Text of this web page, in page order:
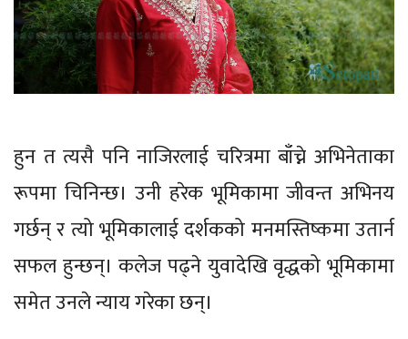
हुन त त्यसै पनि नाजिरलाई चरित्रमा बाँच्ने अभिनेताका
रूपमा चिनिन्छ। उनी हरेक भूमिकामा जीवन्त अभिनय
गर्छन् र त्यो भूमिकालाई दर्शकको मनमस्तिष्कमा उतार्न
सफल हुन्छन्। कलेज पढ्ने युवादेखि वृद्धको भूमिकामा
समेत उनले न्याय गरेका छन्।